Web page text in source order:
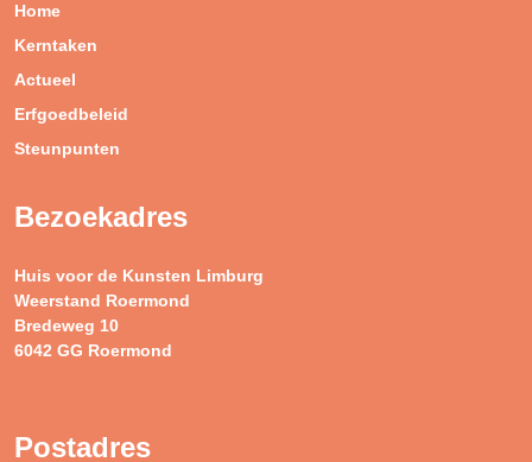
Home
Kerntaken
Actueel
Erfgoedbeleid
Steunpunten
Bezoekadres
Huis voor de Kunsten Limburg
Weerstand Roermond
Bredeweg 10
6042 GG Roermond
Postadres